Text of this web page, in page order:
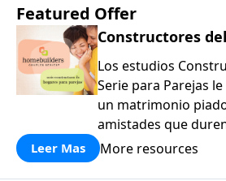
Featured Offer
Constructores
Los estudios
Serie para Parejas
un matrimonio
amistades que
¡Únase a uno de los
Leer Mas More resources